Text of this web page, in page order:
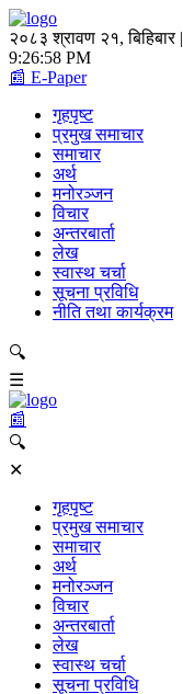
२०८३ श्रावण २१, बिहिबार |
9:26:58 PM
📰 E-Paper
गृहपृष्ट
प्रमुख समाचार
समाचार
अर्थ
मनोरञ्जन
विचार
अन्तरबार्ता
लेख
स्वास्थ चर्चा
सूचना प्रविधि
नीति तथा कार्यक्रम
🔍
☰
📰
🔍
✕
गृहपृष्ट
प्रमुख समाचार
समाचार
अर्थ
मनोरञ्जन
विचार
अन्तरबार्ता
लेख
स्वास्थ चर्चा
सूचना प्रविधि